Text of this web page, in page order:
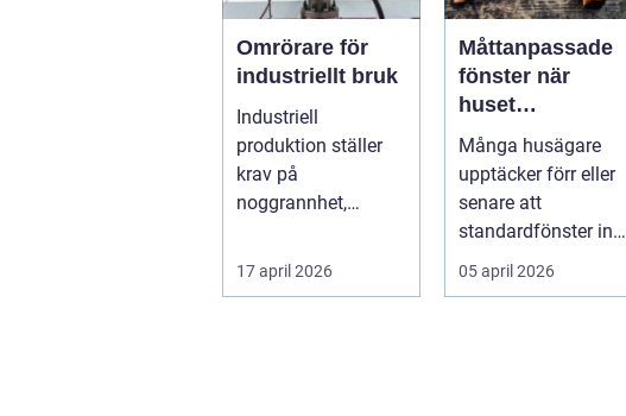
Omrörare för
industriellt bruk
Industriell
produktion ställer
krav på
noggrannhet,
tillförlitlighe...
17 april 2026
Måttanpassade
fönster när
huset
bestämmer
formen
Många husägare
upptäcker förr eller
senare att
standardfönster inte
riktigt passar.
Kanske är huset ...
05 april 2026